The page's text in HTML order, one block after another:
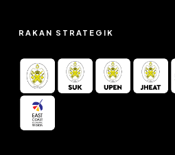
RAKAN STRATEGIK